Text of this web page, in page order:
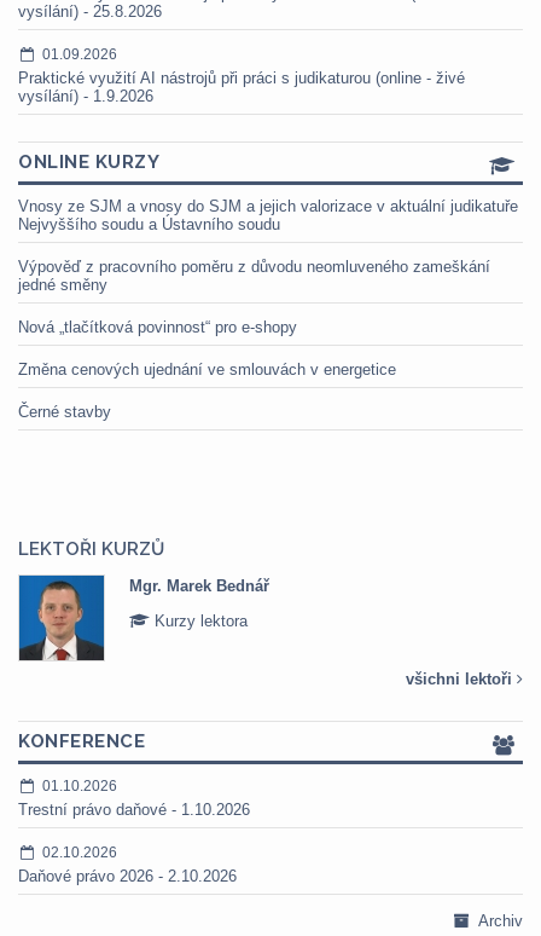
vysílání) - 25.8.2026
01.09.2026
Praktické využití AI nástrojů při práci s judikaturou (online - živé
vysílání) - 1.9.2026
ONLINE KURZY
Vnosy ze SJM a vnosy do SJM a jejich valorizace v aktuální judikatuře
Nejvyššího soudu a Ústavního soudu
Výpověď z pracovního poměru z důvodu neomluveného zameškání
jedné směny
Nová „tlačítková povinnost“ pro e-shopy
Změna cenových ujednání ve smlouvách v energetice
Černé stavby
LEKTOŘI KURZŮ
Mgr. Marek Bednář
Kurzy lektora
všichni lektoři
KONFERENCE
01.10.2026
Trestní právo daňové - 1.10.2026
02.10.2026
Daňové právo 2026 - 2.10.2026
Archiv